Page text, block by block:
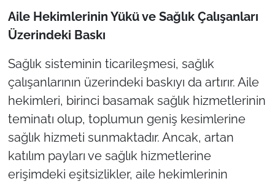
Aile Hekimlerinin Yükü ve Sağlık Çalışanları
Üzerindeki Baskı
Sağlık sisteminin ticarileşmesi, sağlık
çalışanlarının üzerindeki baskıyı da artırır. Aile
hekimleri, birinci basamak sağlık hizmetlerinin
teminatı olup, toplumun geniş kesimlerine
sağlık hizmeti sunmaktadır. Ancak, artan
katılım payları ve sağlık hizmetlerine
erişimdeki eşitsizlikler, aile hekimlerinin